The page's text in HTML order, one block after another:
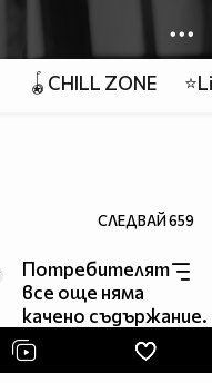
🪀CHILL ZONE
СЛЕДВАЙ659
Потребителят
все още няма
качено съдържание.